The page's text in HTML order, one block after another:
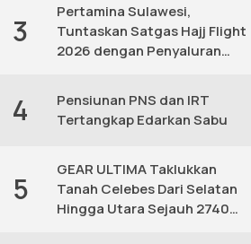
3
Pertamina Sulawesi,
Tuntaskan Satgas Hajj Flight
2026 dengan Penyaluran
4
Pensiunan PNS dan IRT
Tertangkap Edarkan Sabu
5
GEAR ULTIMA Taklukkan
Tanah Celebes Dari Selatan
Hingga Utara Sejauh 2740